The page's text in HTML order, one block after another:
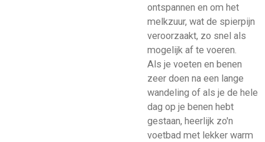
ontspannen en om het
melkzuur, wat de spierpijn
veroorzaakt, zo snel als
mogelijk af te voeren.
Als je voeten en benen
zeer doen na een lange
wandeling of als je de hele
dag op je benen hebt
gestaan, heerlijk zo'n
voetbad met lekker warm